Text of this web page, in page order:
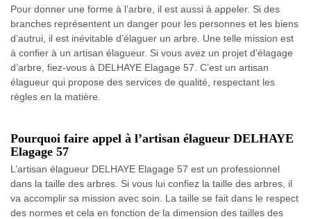
Pour donner une forme à l’arbre, il est aussi à appeler. Si des
branches représentent un danger pour les personnes et les biens
d’autrui, il est inévitable d’élaguer un arbre. Une telle mission est
à confier à un artisan élagueur. Si vous avez un projet d’élagage
d’arbre, fiez-vous à DELHAYE Elagage 57. C’est un artisan
élagueur qui propose des services de qualité, respectant les
règles en la matière.
Pourquoi faire appel à l’artisan élagueur DELHAYE
Elagage 57
L’artisan élagueur DELHAYE Elagage 57 est un professionnel
dans la taille des arbres. Si vous lui confiez la taille des arbres, il
va accomplir sa mission avec soin. La taille se fait dans le respect
des normes et cela en fonction de la dimension des tailles des